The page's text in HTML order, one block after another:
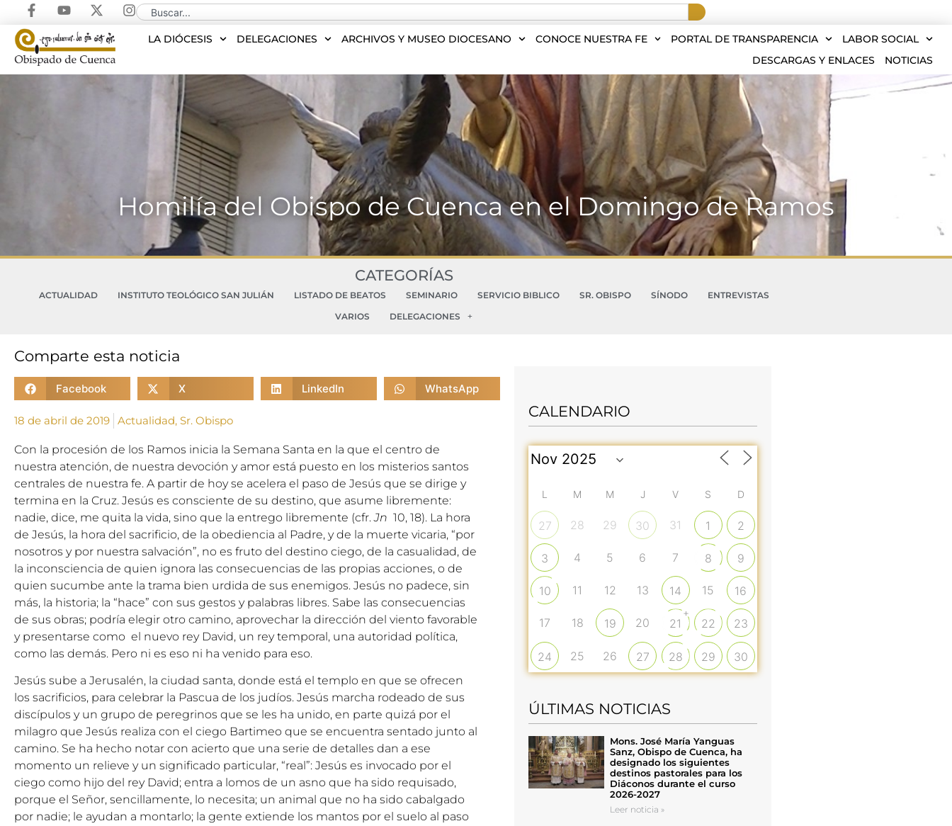
LA DIÓCESIS DELEGACIONES ARCHIVOS Y MUSEO DIOCESANO CONOCE NUESTRA FE PORTAL DE TRANSPARENCIA
LABOR SOCIAL
DESCARGAS Y ENLACES
NOTICIAS
Homilía del Obispo de Cuenca en el Domingo de Ramos
CATEGORÍAS
ACTUALIDAD INSTITUTO TEOLÓGICO SAN JULIÁN LISTADO DE BEATOS SEMINARIO SERVICIO BIBLICO SR. OBISPO SÍNODO
ENTREVISTAS
VARIOS
DELEGACIONES
Comparte esta noticia
Facebook X LinkedIn WhatsApp
18 de abril de 2019 Actualidad, Sr. Obispo
Con la procesión de los Ramos inicia la Semana Santa en la que el centro de
nuestra atención, de nuestra devoción y amor está puesto en los misterios santos
centrales de nuestra fe. A partir de hoy se acelera el paso de Jesús que se dirige y
termina en la Cruz. Jesús es consciente de su destino, que asume libremente:
nadie, dice, me quita la vida, sino que la entrego libremente (cfr.Jn 10, 18). La hora
de Jesús, la hora del sacrificio, de la obediencia al Padre, y de la muerte vicaria, “por
nosotros y por nuestra salvación”, no es fruto del destino ciego, de la casualidad, de
la inconsciencia de quien ignora las consecuencias de las propias acciones, o de
quien sucumbe ante la trama bien urdida de sus enemigos. Jesús no padece, sin
más, la historia; la “hace” con sus gestos y palabras libres. Sabe las consecuencias
de sus obras; podría elegir otro camino, aprovechar la dirección del viento favorable
y presentarse como el nuevo rey David, un rey temporal, una autoridad política,
como las demás. Pero ni es eso ni ha venido para eso.
Jesús sube a Jerusalén, la ciudad santa, donde está el templo en que se ofrecen
los sacrificios, para celebrar la Pascua de los judíos. Jesús marcha rodeado de sus
discípulos y un grupo de peregrinos que se les ha unido, en parte quizá por el
milagro que Jesús realiza con el ciego Bartimeo que se encuentra sentado junto al
camino. Se ha hecho notar con acierto que una serie de detalles dan a ese
momento un relieve y un significado particular, “real”: Jesús es invocado por el
ciego como hijo del rey David; entra a lomos de un asno que ha sido requisado,
porque el Señor, sencillamente, lo necesita; un animal que no ha sido cabalgado
por nadie; le ayudan a montarlo; la gente extiende los mantos por el suelo al paso
CALENDARIO
L M M J V S D
27 28 29 30 31 1 2
3 4 5 6 7 8 9
10 11 12 13 14 15 16
17 18 19 20 21
+
22 23
24 25 26 27 28 29 30
ÚLTIMAS NOTICIAS
Mons. José María Yanguas
Sanz, Obispo de Cuenca, ha
designado los siguientes
destinos pastorales para los
Diáconos durante el curso
2026-2027
Leer noticia »